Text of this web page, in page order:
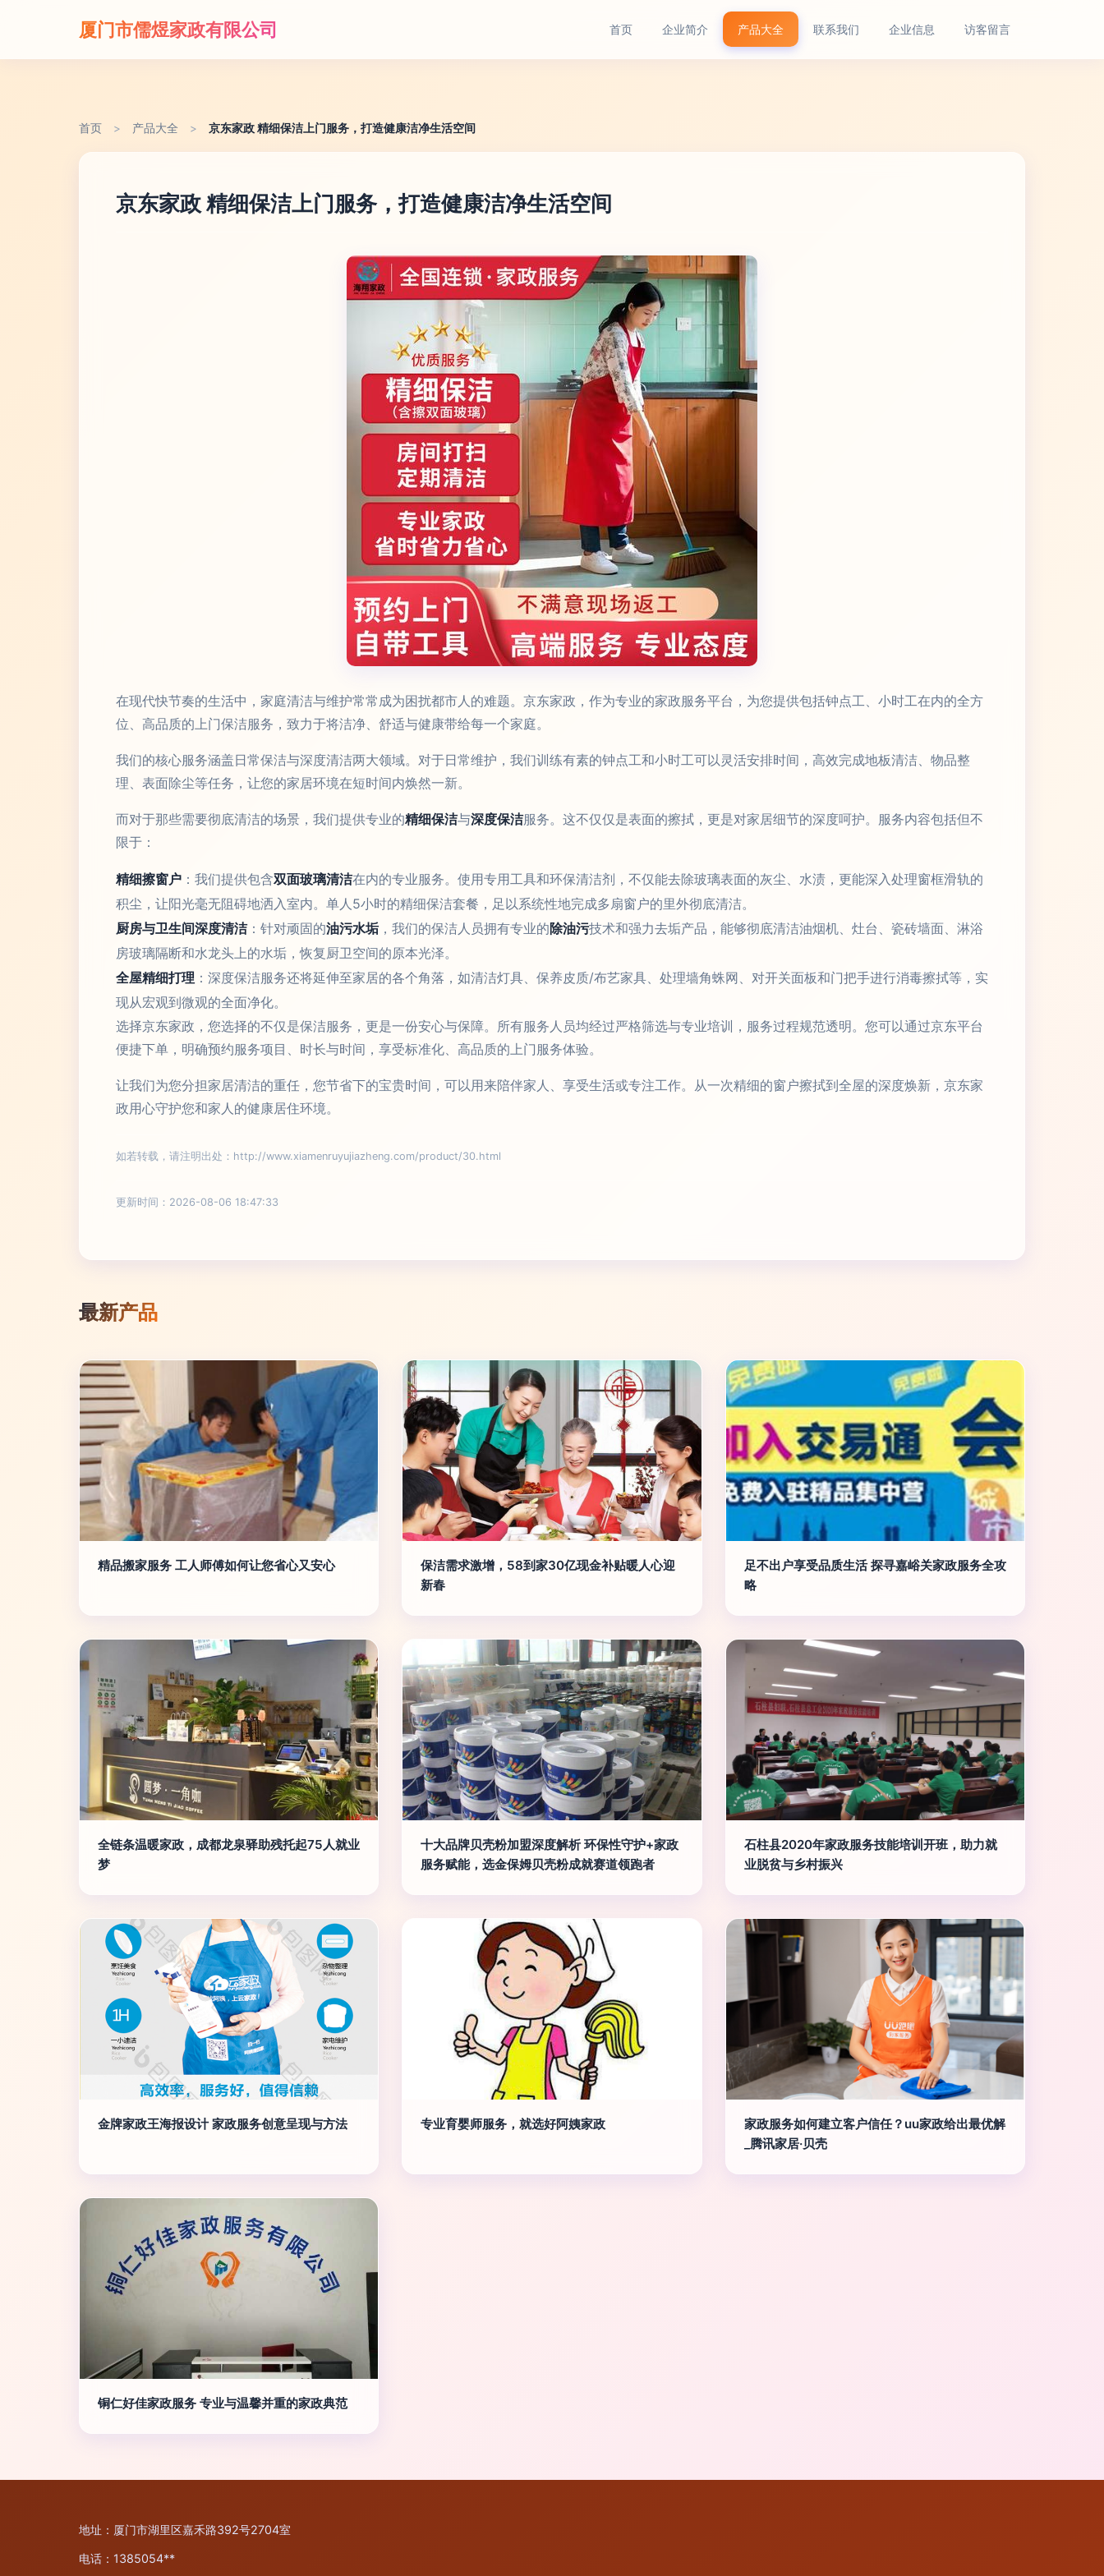
厦门市儒煜家政有限公司 首页 企业简介 产品大全 联系我们 企业信息 访客留言
首页 > 产品大全 > 京东家政 精细保洁上门服务，打造健康洁净生活空间
京东家政 精细保洁上门服务，打造健康洁净生活空间
在现代快节奏的生活中，家庭清洁与维护常常成为困扰都市人的难题。京东家政，作为专业的家政服务平台，为您提供包括钟点工、小时工在内的全方
位、高品质的上门保洁服务，致力于将洁净、舒适与健康带给每一个家庭。
我们的核心服务涵盖日常保洁与深度清洁两大领域。对于日常维护，我们训练有素的钟点工和小时工可以灵活安排时间，高效完成地板清洁、物品整
理、表面除尘等任务，让您的家居环境在短时间内焕然一新。
而对于那些需要彻底清洁的场景，我们提供专业的精细保洁与深度保洁服务。这不仅仅是表面的擦拭，更是对家居细节的深度呵护。服务内容包括但不
限于：
精细擦窗户 ：我们提供包含双面玻璃清洁在内的专业服务。使用专用工具和环保清洁剂，不仅能去除玻璃表面的灰尘、水渍，更能深入处理窗框滑轨的
积尘，让阳光毫无阻碍地洒入室内。单人5小时的精细保洁套餐，足以系统性地完成多扇窗户的里外彻底清洁。
厨房与卫生间深度清洁：针对顽固的油污水垢 ，我们的保洁人员拥有专业的除油污技术和强力去垢产品，能够彻底清洁油烟机、灶台、瓷砖墙面、淋浴
房玻璃隔断和水龙头上的水垢，恢复厨卫空间的原本光泽。
全屋精细打理 ：深度保洁服务还将延伸至家居的各个角落，如清洁灯具、保养皮质/布艺家具、处理墙角蛛网、对开关面板和门把手进行消毒擦拭等，实
现从宏观到微观的全面净化。
选择京东家政，您选择的不仅是保洁服务，更是一份安心与保障。所有服务人员均经过严格筛选与专业培训，服务过程规范透明。您可以通过京东平台
便捷下单，明确预约服务项目、时长与时间，享受标准化、高品质的上门服务体验。
让我们为您分担家居清洁的重任，您节省下的宝贵时间，可以用来陪伴家人、享受生活或专注工作。从一次精细的窗户擦拭到全屋的深度焕新，京东家
政用心守护您和家人的健康居住环境。
如若转载，请注明出处：http://www.xiamenruyujiazheng.com/product/30.html
更新时间：2026-08-06 18:47:33
最新产品
精品搬家服务 工人师傅如何让您省心又安心
保洁需求激增，58到家30亿现金补贴暖人心迎
新春
足不出户享受品质生活 探寻嘉峪关家政服务全攻
略
全链条温暖家政，成都龙泉驿助残托起75人就业
梦
十大品牌贝壳粉加盟深度解析 环保性守护+家政
服务赋能，选金保姆贝壳粉成就赛道领跑者
石柱县2020年家政服务技能培训开班，助力就
业脱贫与乡村振兴
金牌家政王海报设计 家政服务创意呈现与方法 专业育婴师服务，就选好阿姨家政
家政服务如何建立客户信任？uu家政给出最优解
_腾讯家居·贝壳
铜仁好佳家政服务 专业与温馨并重的家政典范
地址：厦门市湖里区嘉禾路392号2704室
电话：1385054**